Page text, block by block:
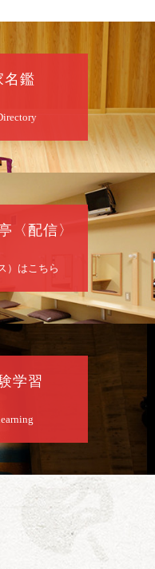
き寄席～親子の噺
」／桂慶枝「せんた
分開場）1F全席指
円 25歳以下前売・
トリー 0120-874-315
太郎／いわみせいじ
桂文太～仲入～笑福亭
福助（漫才）／桂春
い」／桂三度「青
ック野菜ステーショ
幸助」／代走みつく
んあれこれ」
開場）全席指定
円
名鑑
〈配信〉
）はこちら
学習